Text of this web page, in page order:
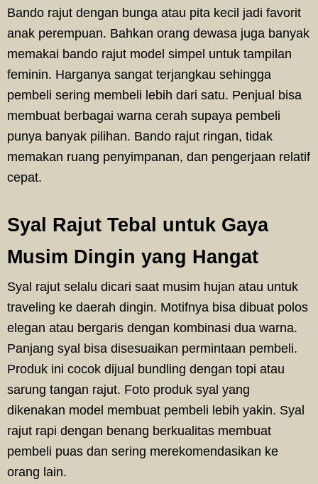
Bando rajut dengan bunga atau pita kecil jadi favorit
anak perempuan. Bahkan orang dewasa juga banyak
memakai bando rajut model simpel untuk tampilan
feminin. Harganya sangat terjangkau sehingga
pembeli sering membeli lebih dari satu. Penjual bisa
membuat berbagai warna cerah supaya pembeli
punya banyak pilihan. Bando rajut ringan, tidak
memakan ruang penyimpanan, dan pengerjaan relatif
cepat.
Syal Rajut Tebal untuk Gaya
Musim Dingin yang Hangat
Syal rajut selalu dicari saat musim hujan atau untuk
traveling ke daerah dingin. Motifnya bisa dibuat polos
elegan atau bergaris dengan kombinasi dua warna.
Panjang syal bisa disesuaikan permintaan pembeli.
Produk ini cocok dijual bundling dengan topi atau
sarung tangan rajut. Foto produk syal yang
dikenakan model membuat pembeli lebih yakin. Syal
rajut rapi dengan benang berkualitas membuat
pembeli puas dan sering merekomendasikan ke
orang lain.